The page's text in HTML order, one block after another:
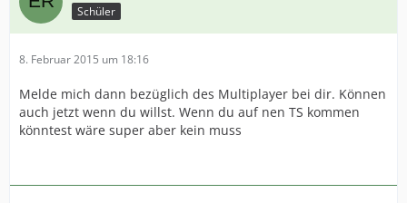
Schüler
8. Februar 2015 um 18:16
Melde mich dann bezüglich des Multiplayer bei dir. Können
auch jetzt wenn du willst. Wenn du auf nen TS kommen
könntest wäre super aber kein muss